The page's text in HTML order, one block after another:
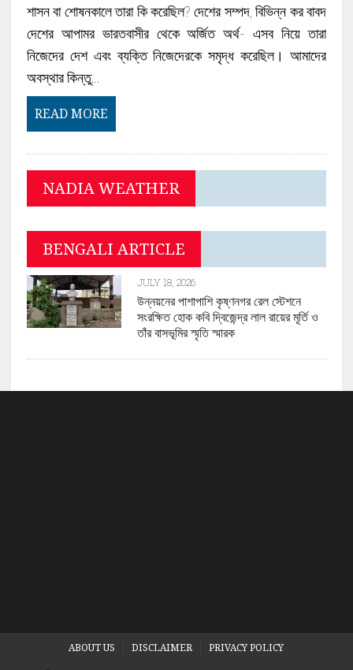
শাসন বা শোষনকালে তারা কি করেছিল? দেশের সম্পদ, বিভিন্ন কর বাবদ
দেশের আপামর ভারতবাসীর থেকে অর্জিত অর্থ- এসব নিয়ে তারা
নিজেদের দেশ এবং ব্যক্তি নিজেদেরকে সমৃদ্ধ করেছিল। আমাদের
অবস্থার কিন্তু…
READ MORE
NADIA WEATHER
BENGALI ARTICLE
JULY 18, 2026
উন্নয়নের পাশাপাশি কৃষ্ণনগর রেল স্টেশনে
সংরক্ষিত হোক কবি দ্বিজেন্দ্র লাল রায়ের মূর্তি ও
তাঁর বাসভূমির স্মৃতি স্মারক
ABOUT US DISCLAIMER PRIVACY POLICY